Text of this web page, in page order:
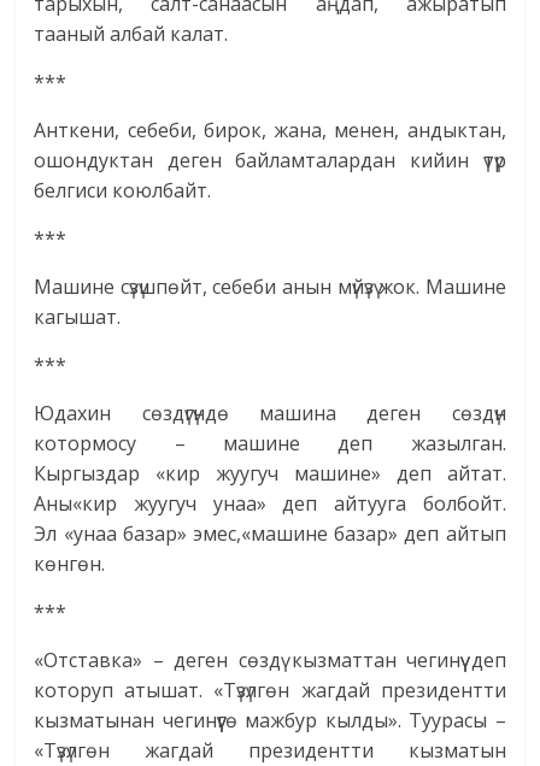
тааный албай калат.
***
Анткени, себеби, бирок, жана, менен, андыктан,
ошондуктан деген байламталардан кийин үтүр
белгиси коюлбайт.
***
Машине сүзүшпөйт, себеби анын мүйүзү жок. Машине
кагышат.
***
Юдахин сөздүгүндө машина деген сөздүн
котормосу – машине деп жазылган.
Кыргыздар «кир жуугуч машине» деп айтат.
Аны«кир жуугуч унаа» деп айтууга болбойт.
Эл «унаа базар» эмес,«машине базар» деп айтып
көнгөн.
***
«Отставка» – деген сөздү кызматтан чегинүү деп
которуп атышат. «Түзүлгөн жагдай президентти
кызматынан чегинүүгө мажбур кылды». Туурасы –
«Түзүлгөн жагдай президентти кызматын